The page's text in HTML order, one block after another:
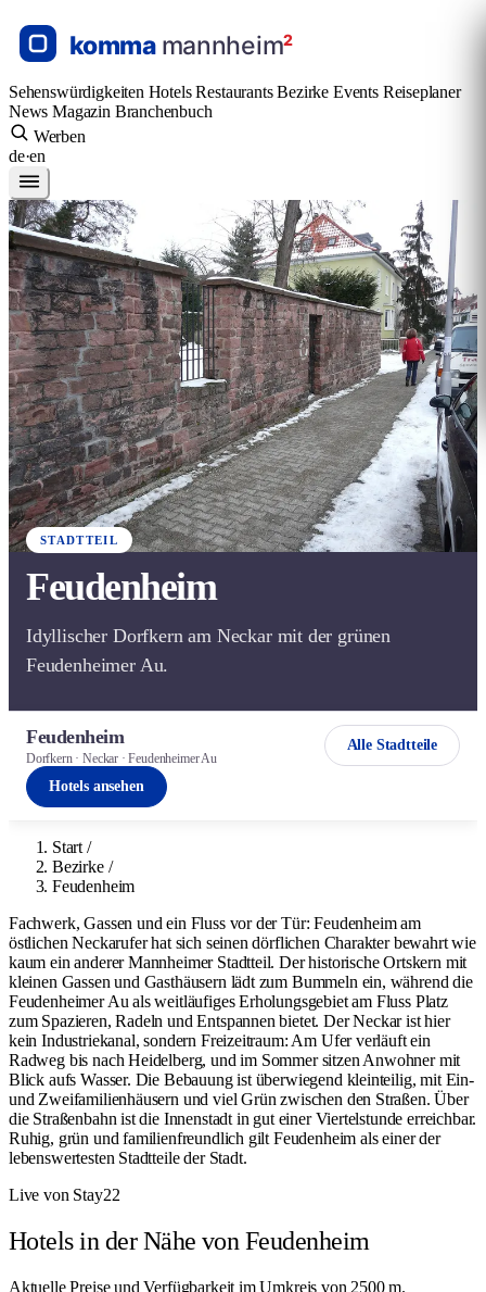
Sehenswürdigkeiten HotelsRestaurantsBezirke Events Reiseplaner
NewsMagazin Branchenbuch
Werben
de·en
STADTTEIL
Feudenheim
Idyllischer Dorfkern am Neckar mit der grünen
Feudenheimer Au.
Feudenheim
Dorfkern · Neckar · Feudenheimer Au
Alle Stadtteile
Hotels ansehen
Start /
Bezirke /
Feudenheim
Fachwerk, Gassen und ein Fluss vor der Tür: Feudenheim am
östlichen Neckarufer hat sich seinen dörflichen Charakter bewahrt wie
kaum ein anderer Mannheimer Stadtteil. Der historische Ortskern mit
kleinen Gassen und Gasthäusern lädt zum Bummeln ein, während die
Feudenheimer Au als weitläufiges Erholungsgebiet am Fluss Platz
zum Spazieren, Radeln und Entspannen bietet. Der Neckar ist hier
kein Industriekanal, sondern Freizeitraum: Am Ufer verläuft ein
Radweg bis nach Heidelberg, und im Sommer sitzen Anwohner mit
Blick aufs Wasser. Die Bebauung ist überwiegend kleinteilig, mit Ein-
und Zweifamilienhäusern und viel Grün zwischen den Straßen. Über
die Straßenbahn ist die Innenstadt in gut einer Viertelstunde erreichbar.
Ruhig, grün und familienfreundlich gilt Feudenheim als einer der
lebenswertesten Stadtteile der Stadt.
Live von Stay22
Hotels in der Nähe von Feudenheim
Aktuelle Preise und Verfügbarkeit im Umkreis von 2500 m.